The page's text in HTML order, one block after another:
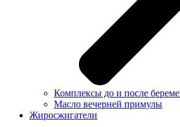
Комплексы до и после
Масло вечерней примулы
Жиросжигатели